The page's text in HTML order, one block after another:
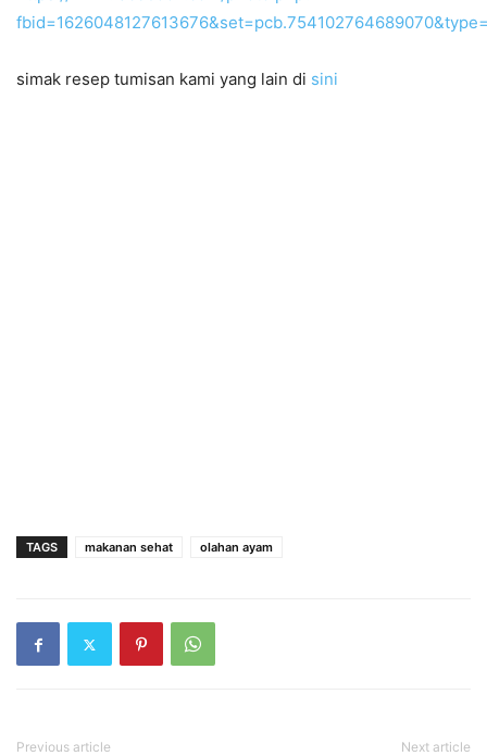
simak resep tumisan kami yang lain di sini
TAGS makanan sehat olahan ayam
Previous article Next article